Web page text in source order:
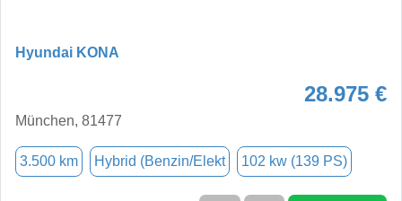
Hyundai KONA
28.975 €
München, 81477
3.500 km Hybrid (Benzin/Elekt 102 kw (139 PS)